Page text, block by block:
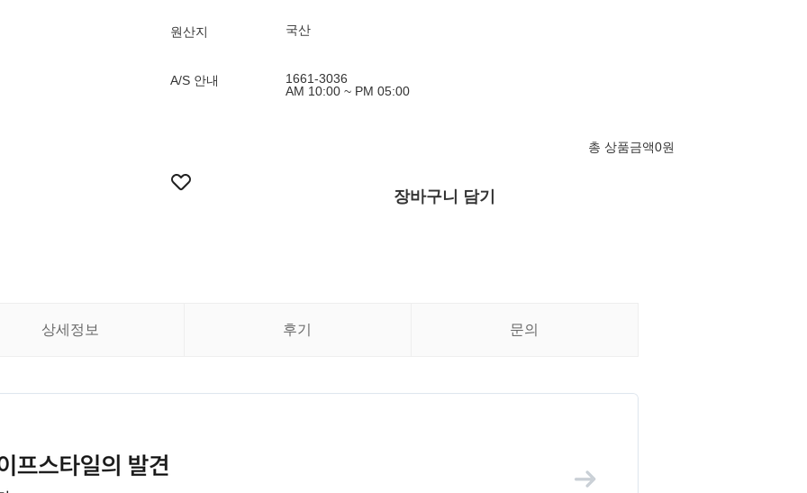
원산지 국산
A/S 안내
1661-3036
AM 10:00 ~ PM 05:00
총 상품금액0원
장바구니 담기
상세정보 후기 문의